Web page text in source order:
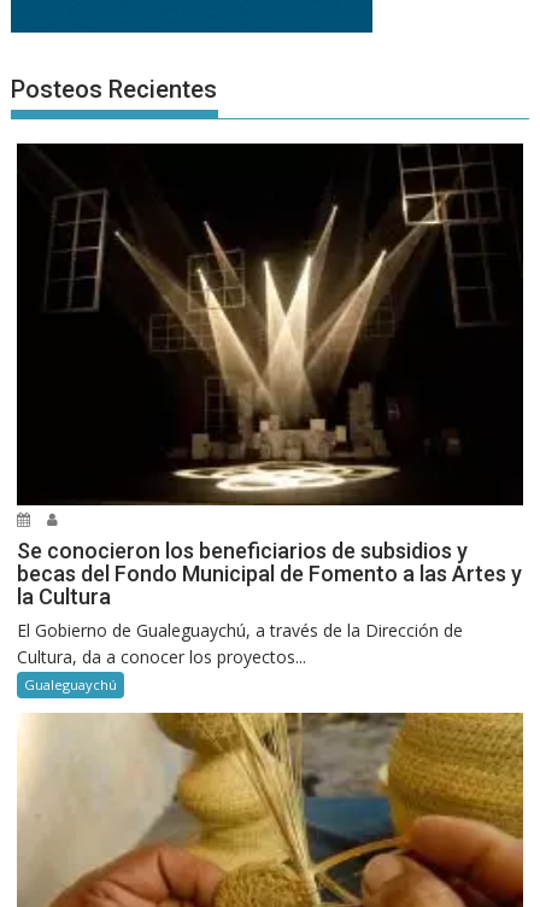
Posteos Recientes
Se conocieron los beneficiarios de subsidios y
becas del Fondo Municipal de Fomento a las Artes y
la Cultura
El Gobierno de Gualeguaychú, a través de la Dirección de
Cultura, da a conocer los proyectos...
Gualeguaychú